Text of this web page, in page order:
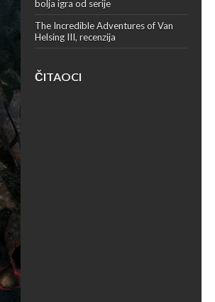
bolja igra od serije
The Incredible Adventures of Van
Helsing III, recenzija
ČITAOCI